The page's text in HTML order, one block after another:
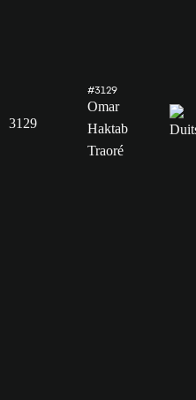
3129
#3129
Omar
Haktab
Traoré